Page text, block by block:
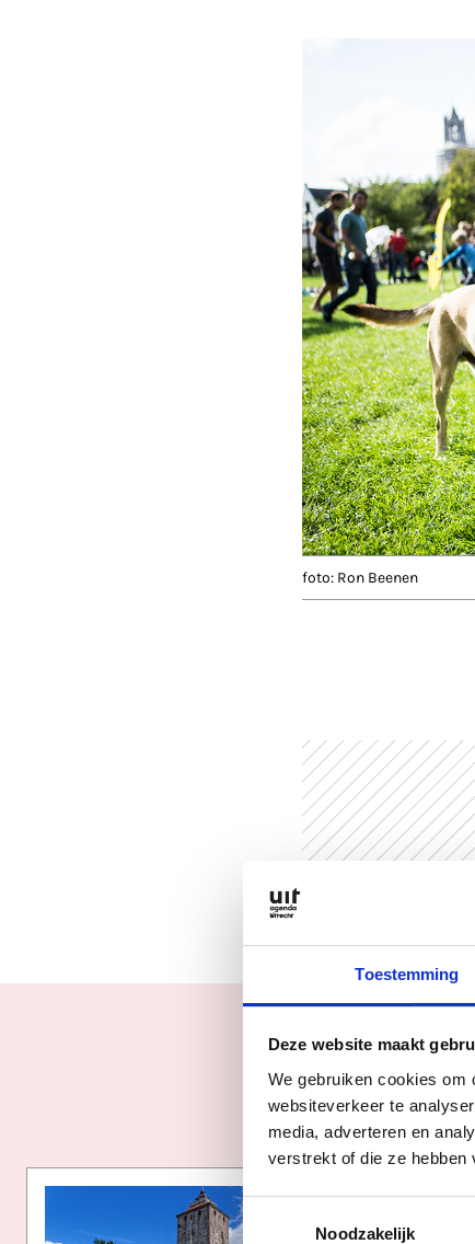
Toestemming
Deze website maakt
We gebruiken cookies om
websiteverkeer te
media, adverteren en
verstrekt of die ze hebben
Toestemmingsselectie
Noodzakelijk
foto: Ron Beenen